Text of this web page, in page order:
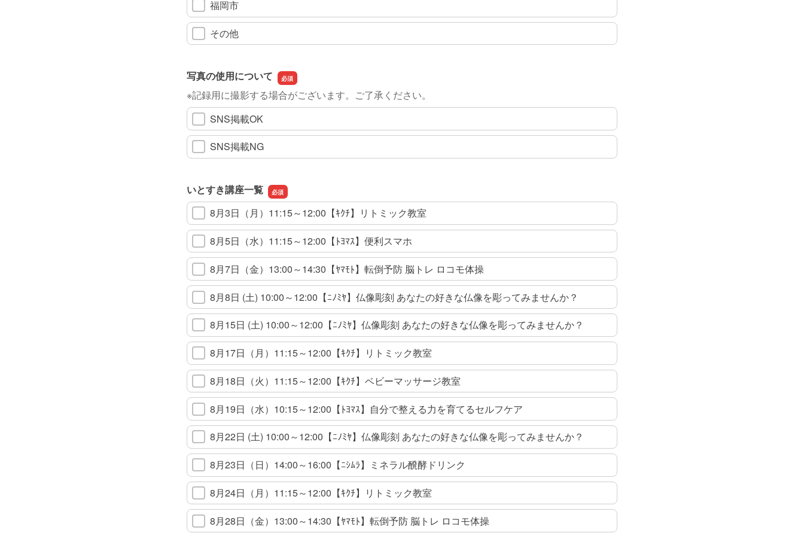
福岡市
その他
写真の使用について
※記録用に撮影する場合がございます。ご了承ください。
SNS掲載OK
SNS掲載NG
いとすき講座一覧
8月3日（月）11:15～12:00【ｷｸﾁ】リトミック教室
8月5日（水）11:15～12:00【ﾄﾖﾏｽ】便利スマホ
8月7日（金）13:00～14:30【ﾔﾏﾓﾄ】転倒予防 脳トレ ロコモ体操
8月8日 (土) 10:00～12:00【ﾆﾉﾐﾔ】仏像彫刻 あなたの好きな仏像を彫ってみませんか？
8月15日 (土) 10:00～12:00【ﾆﾉﾐﾔ】仏像彫刻 あなたの好きな仏像を彫ってみませんか？
8月17日（月）11:15～12:00【ｷｸﾁ】リトミック教室
8月18日（火）11:15～12:00【ｷｸﾁ】ベビーマッサージ教室
8月19日（水）10:15～12:00【ﾄﾖﾏｽ】自分で整える力を育てるセルフケア
8月22日 (土) 10:00～12:00【ﾆﾉﾐﾔ】仏像彫刻 あなたの好きな仏像を彫ってみませんか？
8月23日（日）14:00～16:00【ﾆｼﾑﾗ】ミネラル醗酵ドリンク
8月24日（月）11:15～12:00【ｷｸﾁ】リトミック教室
8月28日（金）13:00～14:30【ﾔﾏﾓﾄ】転倒予防 脳トレ ロコモ体操